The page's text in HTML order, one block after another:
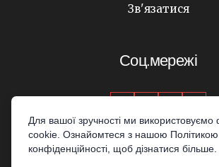
Зв'язатися
Соц.мережі
© Created by Olha_zdr
Для вашої зручності ми
cookie. Ознайомтеся з нашою Політикою
конфіденційності, щоб дізнатися більше.